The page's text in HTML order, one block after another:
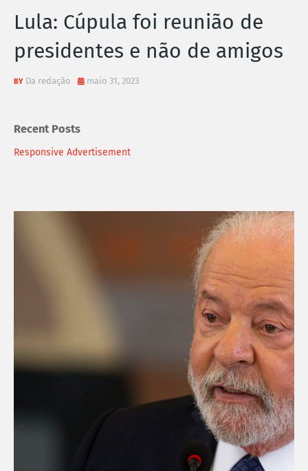
A
S
N
TÍ
C
A
Lula: Cúpula foi reunião de
presidentes e não de amigos
Da redação maio 31, 2023
Recent Posts
Responsive Advertisement